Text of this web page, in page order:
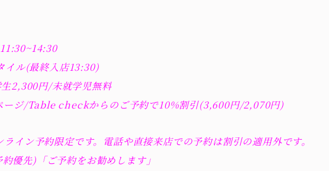
イル(最終入店13:30)
2,300円/未就学児無料
ージ/Table checkからのご予約で10%割引(3,600円/2,070円)
イン予約限定です。電話や直接来店での予約は割引の適用外です。
優先)「ご予約をお勧めします」